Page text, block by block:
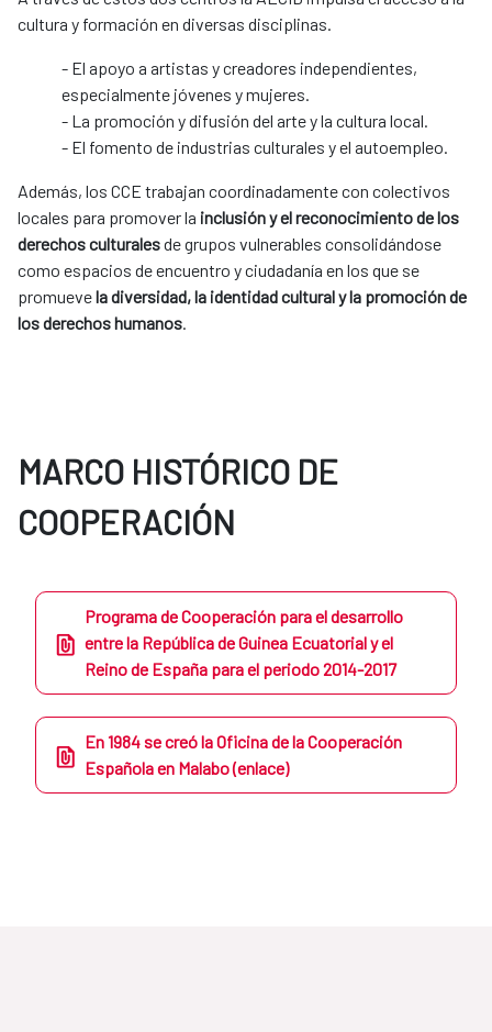
cultura y formación en diversas disciplinas.
- El apoyo a artistas y creadores independientes,
especialmente jóvenes y mujeres.
- La promoción y difusión del arte y la cultura local.
- El fomento de industrias culturales y el autoempleo.
Además, los CCE trabajan coordinadamente con colectivos
locales para promover la inclusión y el reconocimiento de los
derechos culturalesde grupos vulnerables consolidándose
como espacios de encuentro y ciudadanía en los que se
promuevela diversidad, la identidad cultural y la promoción de
los derechos humanos.
MARCO HISTÓRICO DE
COOPERACIÓN
Programa de Cooperación para el desarrollo
entre la República de Guinea Ecuatorial y el
Reino de España para el periodo 2014-2017
En 1984 se creó la Oficina de la Cooperación
Española en Malabo (enlace)